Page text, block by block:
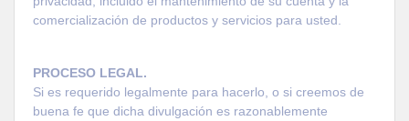
comercialización de productos y servicios para usted.
PROCESO LEGAL.
Si es requerido legalmente para hacerlo, o si creemos de
buena fe que dicha divulgación es razonablemente